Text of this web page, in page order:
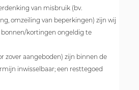
van misbruik (bv.
omzeiling van beperkingen) zijn wij
kortingen ongeldig te
zover aangeboden) zijn binnen de
inwisselbaar; een resttegoed